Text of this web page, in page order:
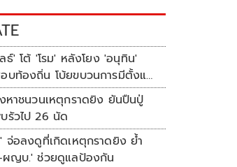
โยง 'อนุทิน'
อบท้องถิ่น โบ้ยขบวนการมีตั้งแต่
หาชนวนเหตุกราดยิง ยันปืนปู่
รัวไป 26 นัด
จ่อลงดูที่เกิดเหตุกราดยิง ย้ำ
ผญบ.' ช่วยดูแลป้องกัน